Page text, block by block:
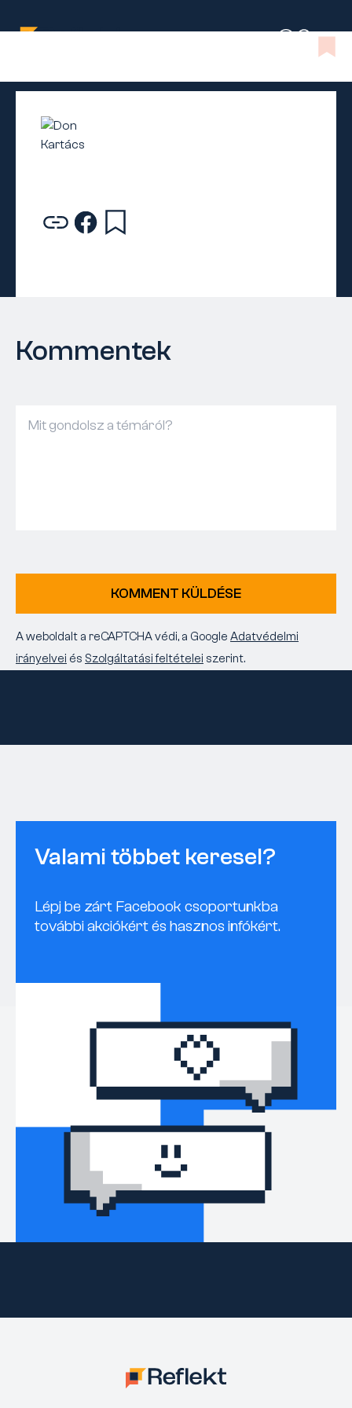
Kommentek
KOMMENT KÜLDÉSE
A weboldalt a reCAPTCHA védi, a Google Adatvédelmi
irányelvei és Szolgáltatási feltételei szerint.
Valami többet keresel?
Lépj be zárt Facebook csoportunkba
további akciókért és hasznos infókért.